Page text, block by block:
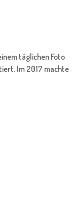
täglichen Foto
Im 2017 machte